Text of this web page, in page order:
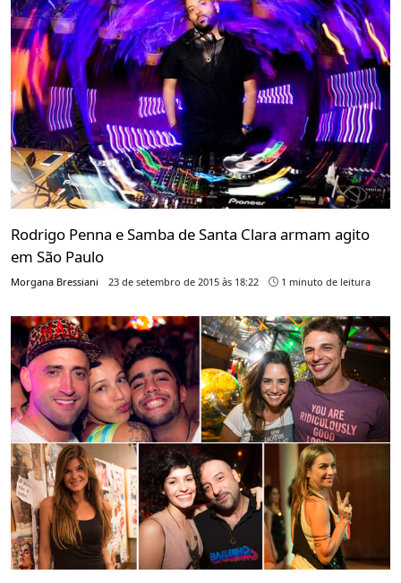
Rodrigo Penna e Samba de Santa Clara armam agito
em São Paulo
Morgana Bressiani 23 de setembro de 2015 às 18:22 1 minuto de leitura